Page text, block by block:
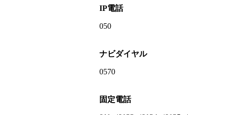
IP電話
050
ナビダイヤル
0570
固定電話